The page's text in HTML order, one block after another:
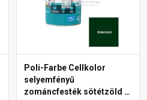
Poli-Farbe Cellkolor
selyemfényű
zománcfesték sötétzöld 5